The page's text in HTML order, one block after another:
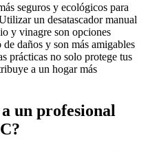
seguros y ecológicos para
un desatascador manual
y vinagre son opciones
daños y son más amigables
prácticas no solo protege tus
a un hogar más
un profesional